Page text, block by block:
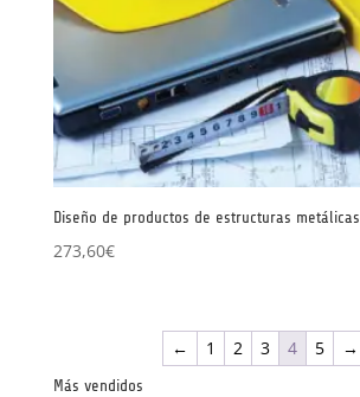
Diseño de productos de estructuras metálicas
273,60€
← 1 2 3 4 5 →
Más vendidos